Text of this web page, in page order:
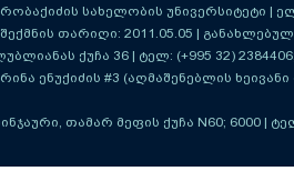
სახელობის უნივერსიტეტი |
თარიღი: 2011.05.05 |
ქუჩა 36 | ტელ: (+995 32)
ენუქიძის #3 (აღმაშენებლის ხეივანი
თამარ მეფის ქუჩა N60; 6000 |